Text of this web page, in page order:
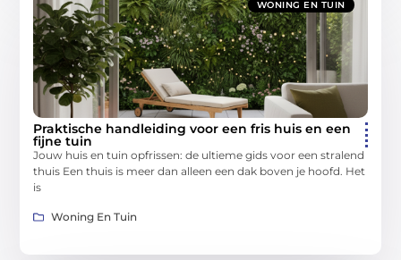
WONING EN TUIN
Praktische handleiding voor een fris huis en een
fijne tuin
Jouw huis en tuin opfrissen: de ultieme gids voor een stralend
thuis Een thuis is meer dan alleen een dak boven je hoofd. Het
is
Woning En Tuin